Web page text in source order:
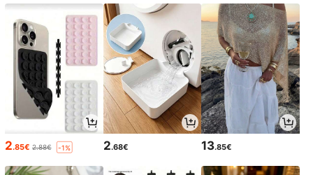
2.85€ 2.88€ -1% 2.68€ 13.85€